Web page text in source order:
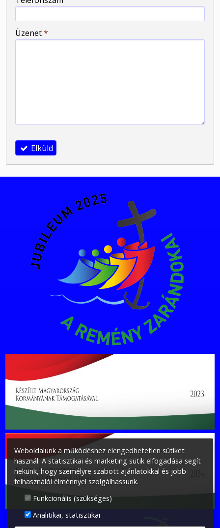
-
Üzenet*
Elküld
Weboldalunk a működéshez elengedhetetlen sütiket
használ. A statisztikai és marketing sütik elfogadása segít
nekünk, hogy személyre szabott ajánlatokkal és jobb
felhasználói élménnyel szolgálhassunk.
Funkcionális (szükséges)
Analitikai, statisztikai